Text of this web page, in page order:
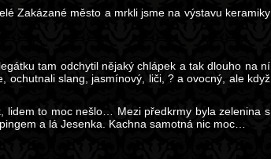
Zakázané město a mrkli jsme na výstavu keramiky
tam odchytil nějaký chlápek a tak dlouho na ní
ochutnali slang, jasmínový, liči, ? a ovocný, ale když
lidem to moc nešlo… Mezi předkrmy byla zelenina s
a lá Jesenka. Kachna samotná nic moc…